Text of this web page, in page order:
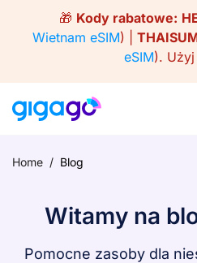
🎁 Kody rabatowe:
Wietnam eSIM) |
eSIM).
Home / Blog
Witamy na
Pomocne zasoby dla